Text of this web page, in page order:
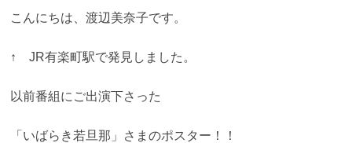
こんにちは、渡辺美奈子です。
↑ JR有楽町駅で発見しました。
以前番組にご出演下さった
「いばらき若旦那」さまのポスター！！